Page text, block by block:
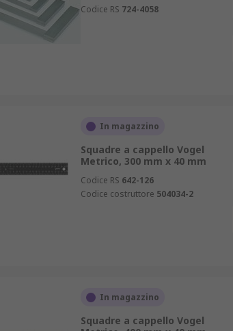
Codice RS 724-4058
In magazzino
Squadre a cappello Vogel
Metrico, 300 mm x 40 mm
Codice RS 642-126
Codice costruttore 504034-2
In magazzino
Squadre a cappello Vogel